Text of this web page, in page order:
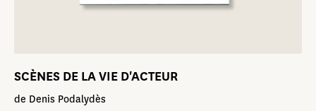
SCÈNES DE LA VIE D'ACTEUR
de Denis Podalydès